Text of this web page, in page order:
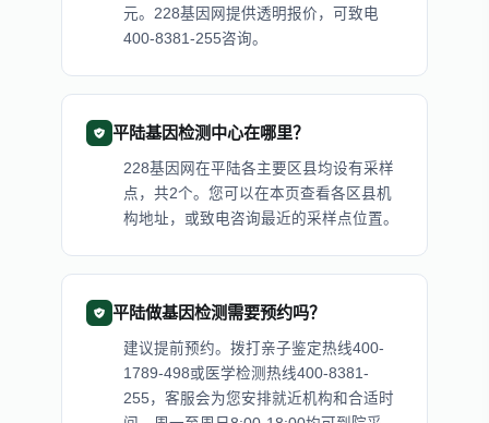
元。228基因网提供透明报价，可致电
400-8381-255咨询。
平陆基因检测中心在哪里？
228基因网在平陆各主要区县均设有采样
点，共2个。您可以在本页查看各区县机
构地址，或致电咨询最近的采样点位置。
平陆做基因检测需要预约吗？
建议提前预约。拨打亲子鉴定热线400-
1789-498或医学检测热线400-8381-
255，客服会为您安排就近机构和合适时